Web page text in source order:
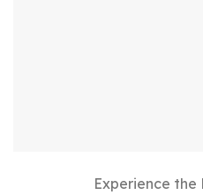
Experience